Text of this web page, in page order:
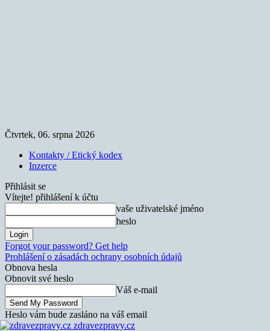
Čtvrtek, 06. srpna 2026
Kontakty / Etický kodex
Inzerce
Přihlásit se
Vítejte! přihlášení k účtu
vaše uživatelské jméno
heslo
Forgot your password? Get help
Prohlášení o zásadách ochrany osobních údajů
Obnova hesla
Obnovit své heslo
Váš e-mail
Heslo vám bude zasláno na váš email
zdravezpravy.cz